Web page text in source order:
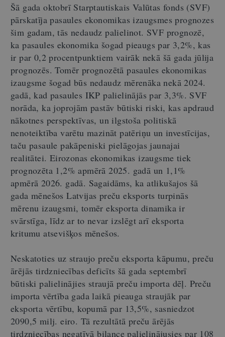
Šā gada oktobrī Starptautiskais Valūtas fonds (SVF)
pārskatīja pasaules ekonomikas izaugsmes prognozes
šim gadam, tās nedaudz palielinot. SVF prognozē,
ka pasaules ekonomika šogad pieaugs par 3,2%, kas
ir par 0,2 procentpunktiem vairāk nekā šā gada jūlija
prognozēs. Tomēr prognozētā pasaules ekonomikas
izaugsme šogad būs nedaudz mērenāka nekā 2024.
gadā, kad pasaules IKP palielinājās par 3,3%. SVF
norāda, ka joprojām pastāv būtiski riski, kas apdraud
nākotnes perspektīvas, un ilgstoša politiskā
nenoteiktība varētu mazināt patēriņu un investīcijas,
taču pasaule pakāpeniski pielāgojas jaunajai
realitātei. Eirozonas ekonomikas izaugsme tiek
prognozēta 1,2% apmērā 2025. gadā un 1,1%
apmērā 2026. gadā. Sagaidāms, ka atlikušajos šā
gada mēnešos Latvijas preču eksports turpinās
mērenu izaugsmi, tomēr eksporta dinamika ir
svārstīga, līdz ar to nevar izslēgt arī eksporta
kritumu atsevišķos mēnešos.
Neskatoties uz straujo preču eksporta kāpumu, preču
ārējās tirdzniecības deficīts šā gada septembrī
būtiski palielinājies straujā preču importa dēļ. Preču
importa vērtība gada laikā pieauga straujāk par
eksporta vērtību, kopumā par 13,5%, sasniedzot
2090,5 milj. eiro. Tā rezultātā preču ārējās
tirdzniecības negatīvā bilance palielinājusies par 108